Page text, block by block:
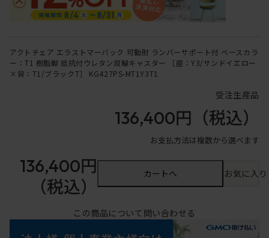
アクトチェア エラストマーバック 可動肘 ランバーサポート付 ベースカラ
ー：T1 樹脂脚 抵抗付ウレタン双輪キャスター ［座：Y3/サンドイエロー
×背：T1/ブラックT］ KG427PS-MT1Y3T1
受注生産品
136,400円 （税込）
お支払方法は複数から選べます
136,400円
（税込）
カートへ お気に入
この商品について問い合わせる